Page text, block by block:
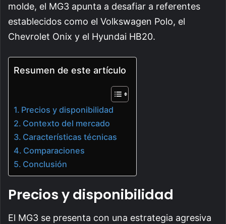
molde, el MG3 apunta a desafiar a referentes
establecidos como el Volkswagen Polo, el
Chevrolet Onix y el Hyundai HB20.
Resumen de este artículo
Precios y disponibilidad
Contexto del mercado
Características técnicas
Comparaciones
Conclusión
Precios y disponibilidad
El MG3 se presenta con una estrategia agresiva